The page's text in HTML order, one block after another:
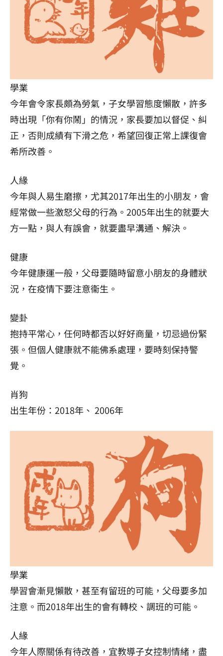
學業
今年會令家長頗為勞氣，子女學習態度懶散，許多
時出現「你有你鬧」的情況，家長要加以督促、糾
正，否則成績有下滑之危，希望回復正常上課復會
希所改善。
人緣
今年與人易生磨擦，尤其2017年出生的小朋友，會
經常做一些激怒父母的行為。2005年出生的就要大
方一點，與人有誤會，就要盡早溝通、解決。
健康
今年健康運一般，父母要隨時留意小朋友的身體狀
況，在疫情下要注意衞生。
變卦
抱持平常心，任何時都否以好好商量，切忌過份緊
張。但個人健康就不能佛系處理，要時刻保持警
覺。
肖狗
出生年份：2018年、 2006年
學業
學習會漸見懶散，甚至有留班的可能，父母要多加
注意。而2018年出生的會有轉校、調班的可能。
人緣
今年人際關係有待改善，宜教導子女控制情緒，盡